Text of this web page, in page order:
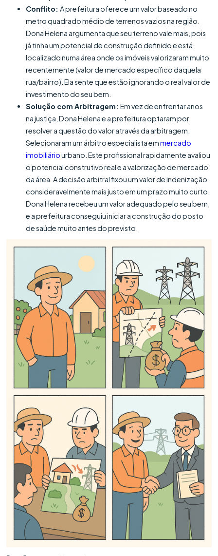
Conflito:A prefeitura oferece um valor baseado no
metro quadrado médio de terrenos vazios na região.
Dona Helena argumenta que seu terreno vale mais, pois
já tinha um potencial de construção definido e está
localizado numa área onde os imóveis valorizaram muito
recentemente (valor de mercado específico daquela
rua/bairro). Ela sente que estão ignorando o real valor de
investimento do seu bem.
Solução com Arbitragem:Em vez de enfrentar anos
na justiça, Dona Helena e a prefeitura optaram por
resolver a questão do valor através da arbitragem.
Selecionaram um árbitro especialista emmercado
imobiliáriourbano. Este profissional rapidamente avaliou
o potencial construtivo real e a valorização de mercado
da área. A decisão arbitral fixou um valor de indenização
consideravelmente mais justo em um prazo muito curto.
Dona Helena recebeu um valor adequado pelo seu bem,
e a prefeitura conseguiu iniciar a construção do posto
de saúde muito antes do previsto.